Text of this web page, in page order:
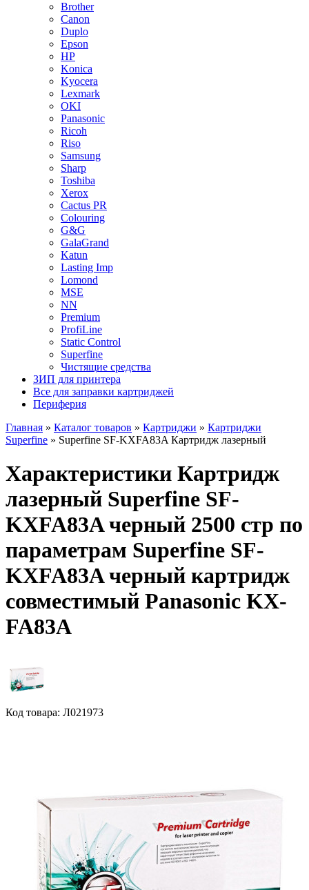
Brother
Canon
Duplo
Epson
HP
Konica
Kyocera
Lexmark
OKI
Panasonic
Ricoh
Riso
Samsung
Sharp
Toshiba
Xerox
Cactus PR
Colouring
G&G
GalaGrand
Katun
Lasting Imp
Lomond
MSE
NN
Premium
ProfiLine
Static Control
Superfine
Чистящие средства
ЗИП для принтера
Все для заправки картриджей
Периферия
Главная » Каталог товаров » Картриджи » Картриджи
Superfine » Superfine SF-KXFA83A Картридж лазерный
Характеристики Картридж
лазерный Superfine SF-
KXFA83A черный 2500 стр по
параметрам Superfine SF-
KXFA83A черный картридж
совместимый Panasonic KX-
FA83A
Код товара: Л021973